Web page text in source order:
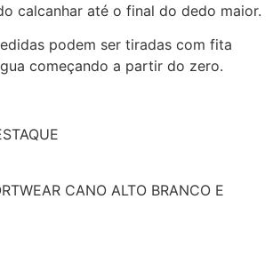
calcanhar até o final do dedo maior.
podem ser tiradas com fita
começando a partir do zero.
CANO ALTO BRANCO E